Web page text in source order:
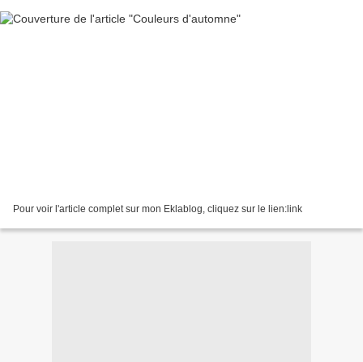
Pour voir l'article complet sur mon Eklablog, cliquez sur le lien:link